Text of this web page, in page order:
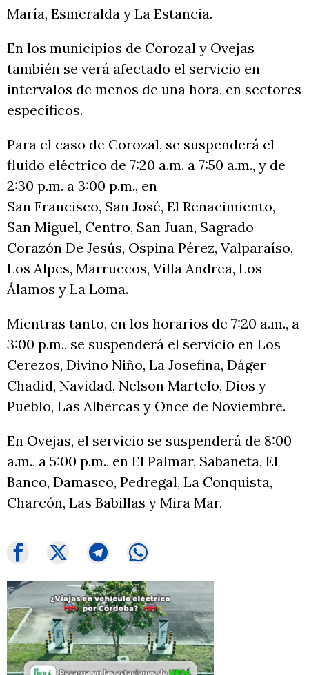
María, Esmeralda y La Estancia.
En los municipios de Corozal y Ovejas
también se verá afectado el servicio en
intervalos de menos de una hora, en sectores
específicos.
Para el caso de Corozal, se suspenderá el
fluido eléctrico de 7:20 a.m. a 7:50 a.m., y de
2:30 p.m. a 3:00 p.m., en
San Francisco, San José, El Renacimiento,
San Miguel, Centro, San Juan, Sagrado
Corazón De Jesús, Ospina Pérez, Valparaíso,
Los Alpes, Marruecos, Villa Andrea, Los
Álamos y La Loma.
Mientras tanto, en los horarios de 7:20 a.m., a
3:00 p.m., se suspenderá el servicio en Los
Cerezos, Divino Niño, La Josefina, Dáger
Chadid, Navidad, Nelson Martelo, Dios y
Pueblo, Las Albercas y Once de Noviembre.
En Ovejas, el servicio se suspenderá de 8:00
a.m., a 5:00 p.m., en El Palmar, Sabaneta, El
Banco, Damasco, Pedregal, La Conquista,
Charcón, Las Babillas y Mira Mar.